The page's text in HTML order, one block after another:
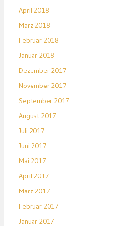
April 2018
März 2018
Februar 2018
Januar 2018
Dezember 2017
November 2017
September 2017
August 2017
Juli 2017
Juni 2017
Mai 2017
April 2017
März 2017
Februar 2017
Januar 2017